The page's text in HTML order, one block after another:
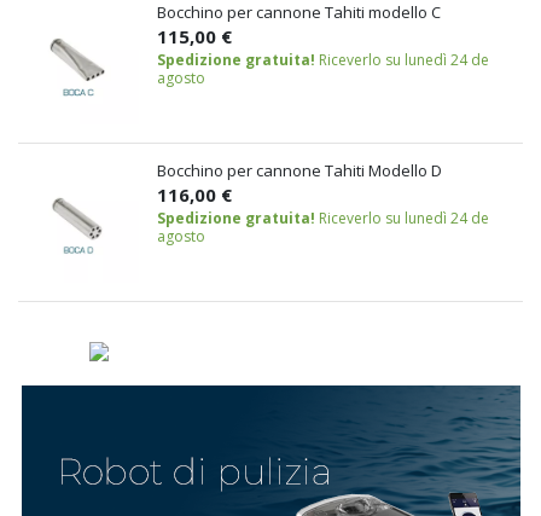
Bocchino per cannone Tahiti modello C
115,00 €
Spedizione gratuita! Riceverlo su lunedì 24 de
agosto
Bocchino per cannone Tahiti Modello D
116,00 €
Spedizione gratuita! Riceverlo su lunedì 24 de
agosto